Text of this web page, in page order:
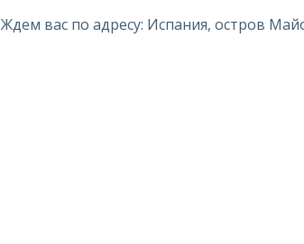
Ждем вас по адресу: Испания, остров